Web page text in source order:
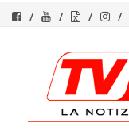
contenuto